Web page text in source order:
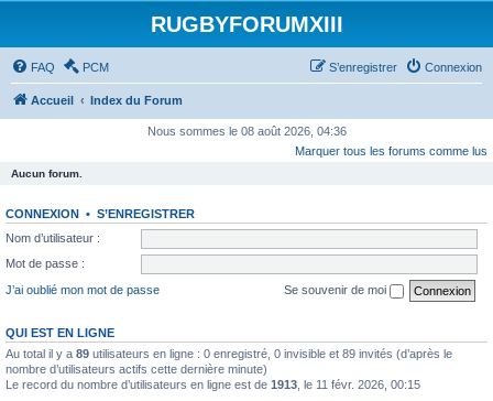
RUGBYFORUMXIII
FAQ PCM Connexion
S’enregistrer
Accueil Index du Forum
Nous sommes le 08 août 2026, 04:36
Marquer tous les forums comme lus
Aucun forum.
CONNEXION • S’ENREGISTRER
Nom d’utilisateur :
Mot de passe :
J’ai oublié mon mot de passe
Se souvenir de moi
QUI EST EN LIGNE
Au total il y a 89 utilisateurs en ligne : 0 enregistré, 0 invisible et 89 invités (d’après le
nombre d’utilisateurs actifs cette dernière minute)
Le record du nombre d’utilisateurs en ligne est de 1913 , le 11 févr. 2026, 00:15